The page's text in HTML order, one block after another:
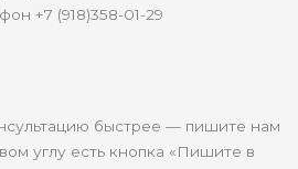
+7 (918)358-01-29
быстрее — пишите нам
углу есть кнопка «Пишите в